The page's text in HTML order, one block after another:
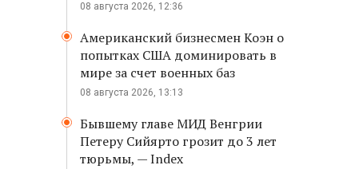
08 августа 2026, 12:36
Американский бизнесмен Коэн о
попытках США доминировать в
мире за счет военных баз
08 августа 2026, 13:13
Бывшему главе МИД Венгрии
Петеру Сийярто грозит до 3 лет
тюрьмы, — Index